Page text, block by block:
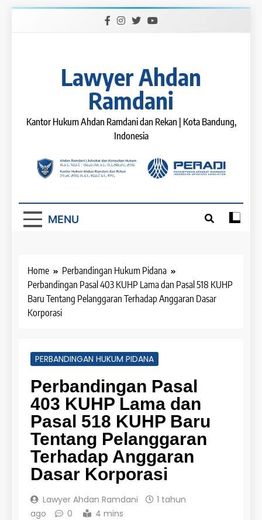
Lawyer Ahdan
Ramdani
Kantor Hukum Ahdan Ramdani dan Rekan | Kota Bandung,
Indonesia
MENU
Home
Perbandingan Hukum Pidana
Perbandingan Pasal 403 KUHP Lama dan Pasal 518 KUHP
Baru Tentang Pelanggaran Terhadap Anggaran Dasar
Korporasi
PERBANDINGAN HUKUM PIDANA
Perbandingan Pasal
403 KUHP Lama dan
Pasal 518 KUHP Baru
Tentang Pelanggaran
Terhadap Anggaran
Dasar Korporasi
Lawyer Ahdan Ramdani
1 tahun
ago
0 4 mins